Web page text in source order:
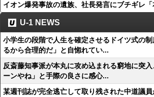
イオン爆発事故の遺族、社長発言にブチギレ「
U-1 NEWS
小学生の段階で人生を確定させるドイツ式の
るから合理的だ」と自惚れてい...
反斎藤知事派が本丸に攻め込まれる窮地に突
ーンやね」と手際の良さに感心...
某週刊誌が完全逃亡して取り残された中道議員